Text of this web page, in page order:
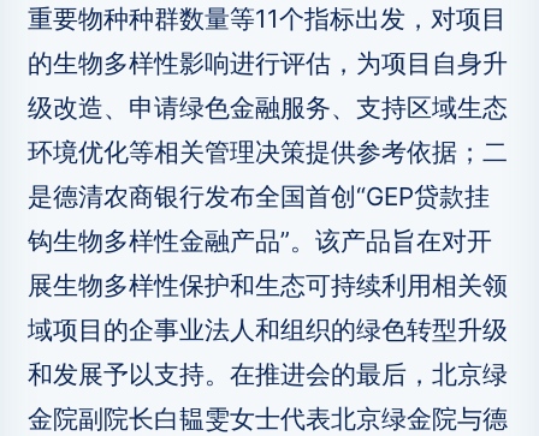
重要物种种群数量等11个指标出发，对项目
的生物多样性影响进行评估，为项目自身升
级改造、申请绿色金融服务、支持区域生态
环境优化等相关管理决策提供参考依据；二
是德清农商银行发布全国首创“GEP贷款挂
钩生物多样性金融产品”。该产品旨在对开
展生物多样性保护和生态可持续利用相关领
域项目的企事业法人和组织的绿色转型升级
和发展予以支持。在推进会的最后，北京绿
金院副院长白韫雯女士代表北京绿金院与德